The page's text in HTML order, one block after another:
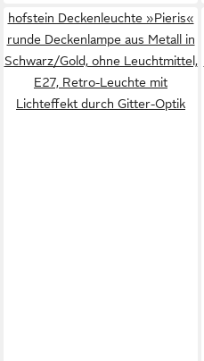
hofstein Deckenleuchte »Pieris«
runde Deckenlampe aus Metall in
Schwarz/Gold, ohne Leuchtmittel,
E27, Retro-Leuchte mit
Lichteffekt durch Gitter-Optik